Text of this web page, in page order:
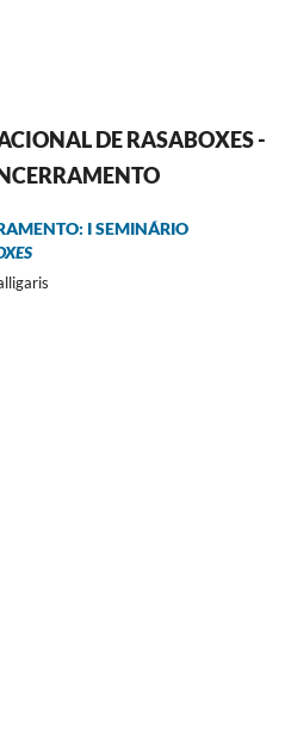
DE RASABOXES -
I SEMINÁRIO